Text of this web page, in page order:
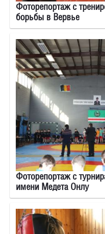
Фоторепортаж с
борьбы в Вервье
Фоторепортаж с
имени Медета Онлу